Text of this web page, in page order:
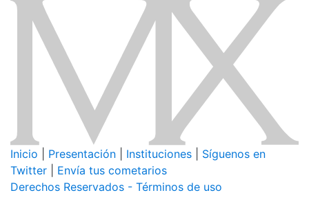
Inicio Presentación Instituciones
Síguenos en
Twitter
Envía tus cometarios
Derechos Reservados - Términos de uso